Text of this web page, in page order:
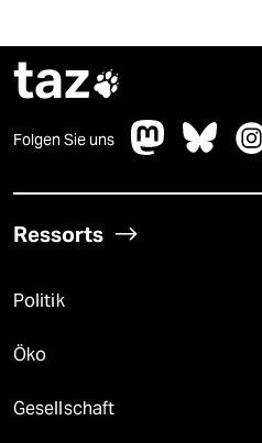
taz
Folgen Sie uns
Ressorts
Politik
Öko
Gesellschaft